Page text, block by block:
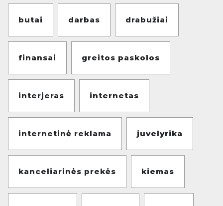
butai darbas drabužiai
finansai greitos paskolos
interjeras internetas
internetinė reklama juvelyrika
kanceliarinės prekės kiemas